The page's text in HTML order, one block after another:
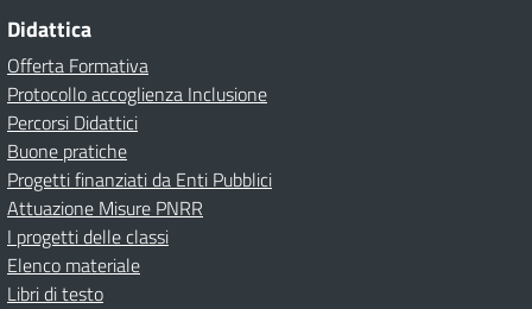
Didattica
Offerta Formativa
Protocollo accoglienza Inclusione
Percorsi Didattici
Buone pratiche
Progetti finanziati da Enti Pubblici
Attuazione Misure PNRR
I progetti delle classi
Elenco materiale
Libri di testo